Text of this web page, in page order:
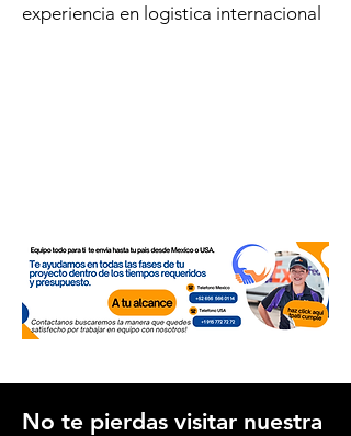
experiencia en logistica internacional
No te pierdas visitar nuestra